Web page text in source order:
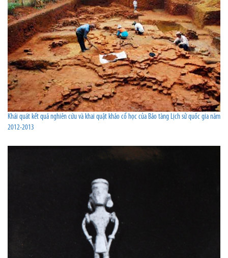
Khái quát kết quả nghiên cứu và khai quật khảo cổ học của Bảo tàng Lịch sử quốc gia năm
2012-2013